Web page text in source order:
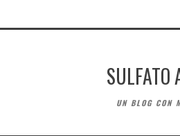
SULFATO
UN BLOG CON